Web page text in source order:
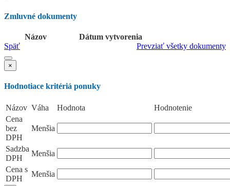
Zmluvné dokumenty
Názov
Dátum vytvorenia
Prevziať všetky dokumenty
Späť
×
Hodnotiace kritériá ponuky
Názov Váha Hodnota
Hodnotenie
Cena
bez
DPH
Menšia
Sadzba
DPH
Menšia
Cena s
DPH
Menšia